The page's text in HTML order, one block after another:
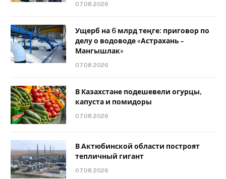
07.08.2026
Ущерб на 6 млрд теңге: приговор по
делу о водоводе «Астрахань –
Мангышлак»
07.08.2026
В Казахстане подешевели огурцы,
капуста и помидоры
07.08.2026
В Актюбинской области построят
тепличный гигант
07.08.2026